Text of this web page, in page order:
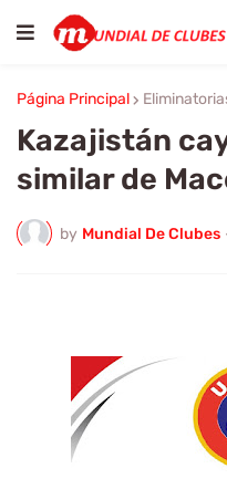
Página Principal
Kazajistán
similar de
by Mundial De Clubes